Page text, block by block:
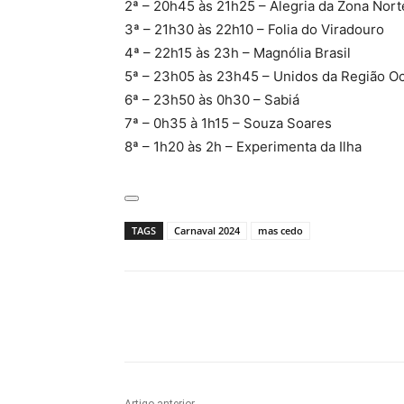
2ª – 20h45 às 21h25 – Alegria da Zona
3ª – 21h30 às 22h10 – Folia do Viradouro
4ª – 22h15 às 23h – Magnólia Brasil
5ª – 23h05 às 23h45 – Unidos da Região
6ª – 23h50 às 0h30 – Sabiá
7ª – 0h35 à 1h15 – Souza Soares
8ª – 1h20 às 2h – Experimenta da Ilha
TAGS Carnaval 2024 mas cedo